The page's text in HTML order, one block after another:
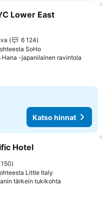
suosikkeihin
Lower East
6 124
SoHo
Hana -japanilainen ravintola
Katso hinnat
suosikkeihin
Hotel
150
Little Italy
tärkein tukikohta